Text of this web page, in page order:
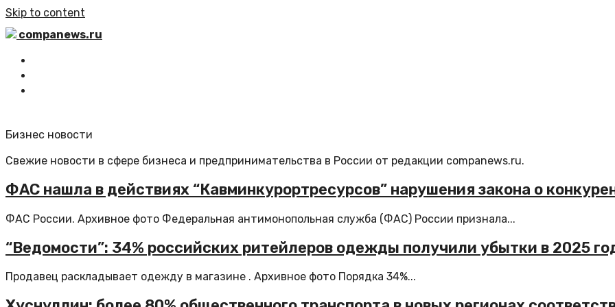
Skip to content
companews.ru
Бизнес новости
Свежие новости в сфере бизнеса и предпринимательства в России от редакции companews.ru.
ФАС нашла в действиях “Кавминкурортресурсов” нарушения закона о
ФАС России. Архивное фото Федеральная антимонопольная служба (ФАС) России признала...
“Ведомости”: 34% российских ритейлеров одежды получили убытки в 2025
Продавец раскладывает одежду в магазине . Архивное фото Порядка 34%...